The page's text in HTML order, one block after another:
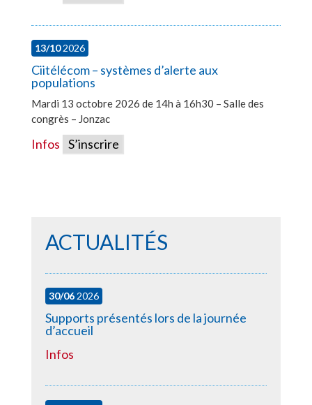
13/102026
Ciitélécom – systèmes d’alerte aux
populations
Mardi 13 octobre 2026 de 14h à 16h30 – Salle des
congrès – Jonzac
Infos S’inscrire
ACTUALITÉS
30/062026
Supports présentés lors de la journée
d’accueil
Infos